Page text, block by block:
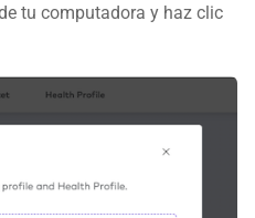
tu computadora y haz clic